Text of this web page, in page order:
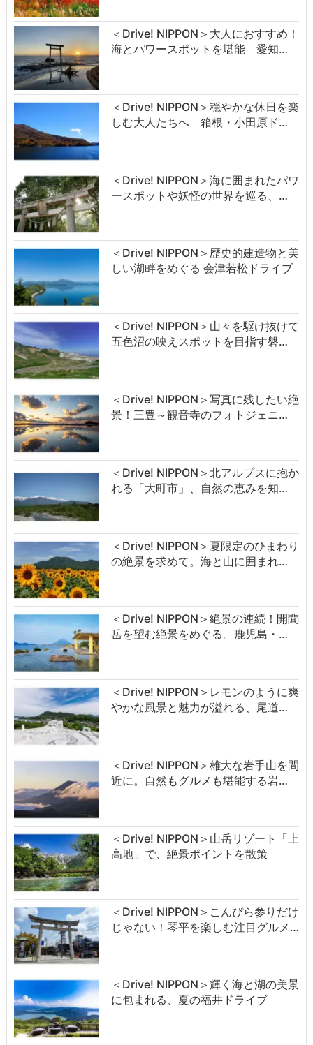
＜Drive! NIPPON＞大人におすすめ！
海とパワースポットを堪能 愛知…
＜Drive! NIPPON＞穏やかな休日を楽
しむ大人たちへ 箱根・小田原ド…
＜Drive! NIPPON＞海に囲まれたパワ
ースポットや妖怪の世界を巡る、…
＜Drive! NIPPON＞歴史的建造物と美
しい湖畔をめぐる 会津若松ドライブ
＜Drive! NIPPON＞山々を駆け抜けて
五色沼の映えスポットを目指す磐…
＜Drive! NIPPON＞写真に残したい絶
景！三豊～観音寺のフォトジェニ…
＜Drive! NIPPON＞北アルプスに抱か
れる「大町市」、自然の恵みを知…
＜Drive! NIPPON＞夏限定のひまわり
の絶景を求めて。海と山に囲まれ…
＜Drive! NIPPON＞絶景の連続！開聞
岳を望む絶景をめぐる。鹿児島・…
＜Drive! NIPPON＞レモンのように爽
やかな風景と魅力が溢れる、尾道…
＜Drive! NIPPON＞雄大な岩手山を間
近に。自然もグルメも堪能する岩…
＜Drive! NIPPON＞山岳リゾート「上
高地」で、絶景ポイントを散策
＜Drive! NIPPON＞こんぴら参りだけ
じゃない！琴平を楽しむ注目グルメ…
＜Drive! NIPPON＞輝く海と湖の美景
に包まれる、夏の福井ドライブ